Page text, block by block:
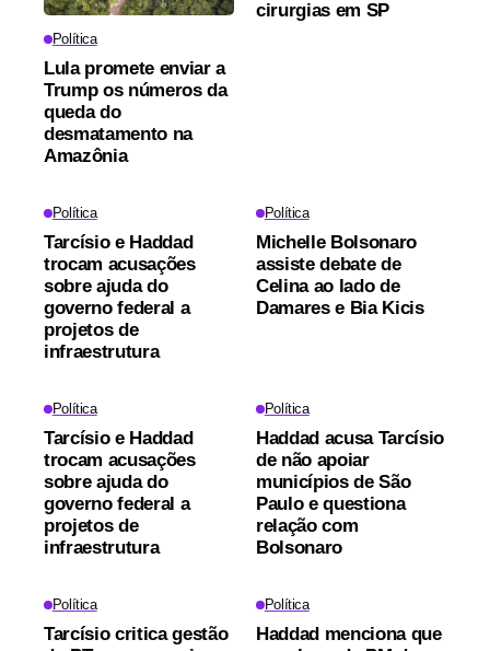
Política
Lula promete enviar a
Trump os números da
queda do
desmatamento na
Amazônia
cirurgias em SP
Política
Tarcísio e Haddad
trocam acusações
sobre ajuda do
governo federal a
projetos de
infraestrutura
Política
Michelle Bolsonaro
assiste debate de
Celina ao lado de
Damares e Bia Kicis
Política
Tarcísio e Haddad
trocam acusações
sobre ajuda do
governo federal a
projetos de
infraestrutura
Política
Haddad acusa Tarcísio
de não apoiar
municípios de São
Paulo e questiona
relação com
Bolsonaro
Política
Tarcísio critica gestão
Política
Haddad menciona que